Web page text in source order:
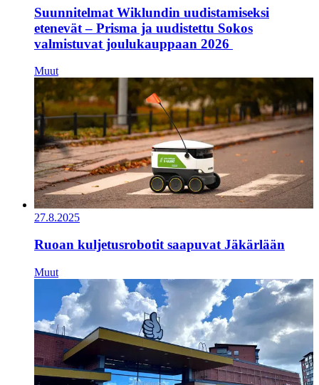
Suunnitelmat Wiklundin uudistamiseksi
etenevät – Prisma ja uudistettu Sokos
valmistuvat joulukauppaan 2026
Muut
27.8.2025
Ruoan kuljetusrobotit saapuvat Jäkärlään
Muut